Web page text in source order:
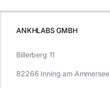
ANKHLABS GMBH
Billerberg 11
82266 Inning am Ammersee